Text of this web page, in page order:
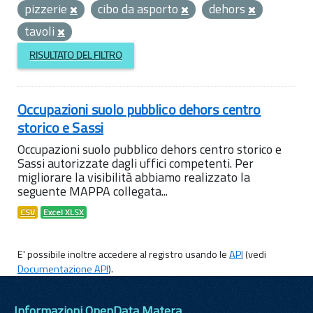
pizzerie
cibo da asporto
dehors
tavoli
RISULTATO DEL FILTRO
Occupazioni suolo pubblico dehors centro
storico e Sassi
Occupazioni suolo pubblico dehors centro storico e
Sassi autorizzate dagli uffici competenti. Per
migliorare la visibilità abbiamo realizzato la
seguente MAPPA collegata...
CSV Excel XLSX
E' possibile inoltre accedere al registro usando leAPI(vedi
Documentazione API).